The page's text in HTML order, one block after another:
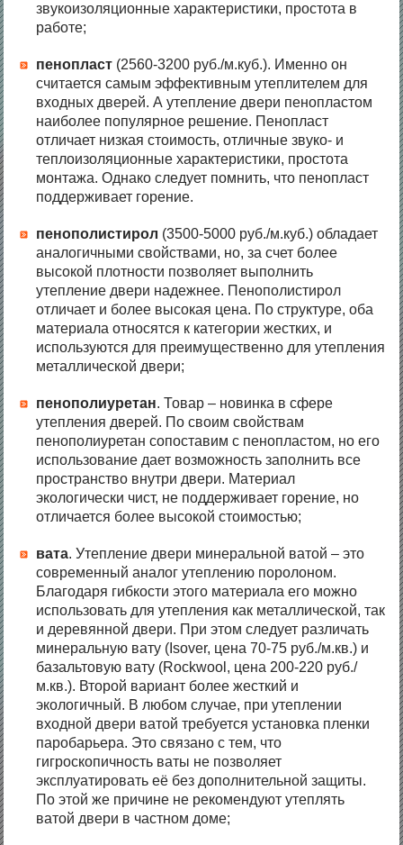
звукоизоляционные характеристики, простота в
работе;
пенопласт (2560-3200 руб./м.куб.). Именно он
считается самым эффективным утеплителем для
входных дверей. А утепление двери пенопластом
наиболее популярное решение. Пенопласт
отличает низкая стоимость, отличные звуко- и
теплоизоляционные характеристики, простота
монтажа. Однако следует помнить, что пенопласт
поддерживает горение.
пенополистирол (3500-5000 руб./м.куб.) обладает
аналогичными свойствами, но, за счет более
высокой плотности позволяет выполнить
утепление двери надежнее. Пенополистирол
отличает и более высокая цена. По структуре, оба
материала относятся к категории жестких, и
используются для преимущественно для утепления
металлической двери;
пенополиуретан. Товар – новинка в сфере
утепления дверей. По своим свойствам
пенополиуретан сопоставим с пенопластом, но его
использование дает возможность заполнить все
пространство внутри двери. Материал
экологически чист, не поддерживает горение, но
отличается более высокой стоимостью;
вата. Утепление двери минеральной ватой – это
современный аналог утеплению поролоном.
Благодаря гибкости этого материала его можно
использовать для утепления как металлической, так
и деревянной двери. При этом следует различать
минеральную вату (Isover, цена 70-75 руб./м.кв.) и
базальтовую вату (Rockwool, цена 200-220 руб./
м.кв.). Второй вариант более жесткий и
экологичный. В любом случае, при утеплении
входной двери ватой требуется установка пленки
паробарьера. Это связано с тем, что
гигроскопичность ваты не позволяет
эксплуатировать её без дополнительной защиты.
По этой же причине не рекомендуют утеплять
ватой двери в частном доме;